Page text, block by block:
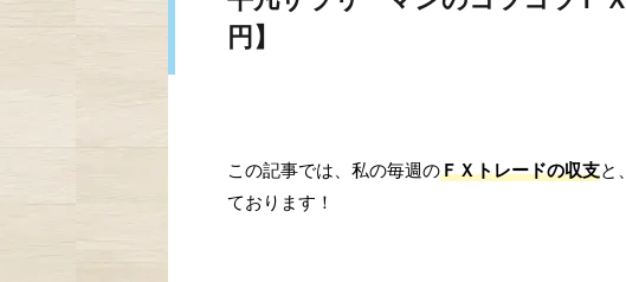
円】
この記事では、私の毎週のＦＸトレードの収支と、
ております！